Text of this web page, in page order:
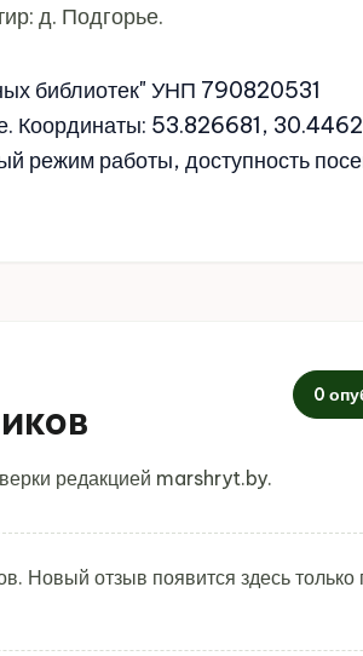
д. Подгорье.
библиотек" УНП 790820531
Координаты: 53.826681,
режим работы, доступность
0
редакцией marshryt.by.
Новый отзыв появится здесь только